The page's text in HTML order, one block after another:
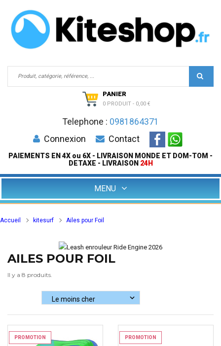
PANIER
0 PRODUIT - 0,00 €
Telephone : 0981864371
Connexion
Contact
PAIEMENTS EN 4X ou 6X - LIVRAISON MONDE ET DOM-TOM -
DETAXE - LIVRAISON 24H
MENU
Accueil kitesurf Ailes pour Foil
AILES POUR FOIL
Il y a 8 produits.
PROMOTION PROMOTION